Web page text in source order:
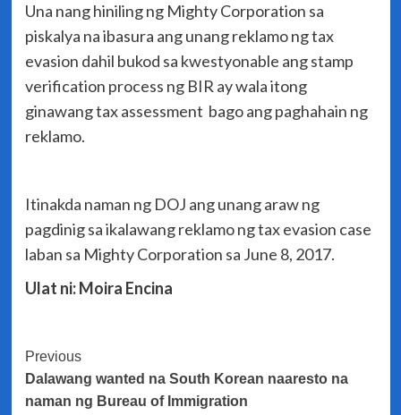
Una nang hiniling ng Mighty Corporation sa
piskalya na ibasura ang unang reklamo ng tax
evasion dahil bukod sa kwestyonable ang stamp
verification process ng BIR ay wala itong
ginawang tax assessment bago ang paghahain ng
reklamo.
Itinakda naman ng DOJ ang unang araw ng
pagdinig sa ikalawang reklamo ng tax evasion case
laban sa Mighty Corporation sa June 8, 2017.
Ulat ni: Moira Encina
Post
Navigation
Previous
Dalawang wanted na South Korean naaresto na
naman ng Bureau of Immigration